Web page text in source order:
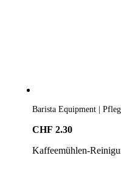
Barista Equipment |
CHF 2.30
Kaffeemühlen-